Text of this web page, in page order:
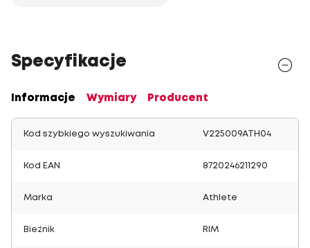
Specyfikacje
Informacje Wymiary Producent
Kod szybkiego wyszukiwania V225009ATH04
Kod EAN 8720246211290
Marka Athlete
Bieżnik RIM